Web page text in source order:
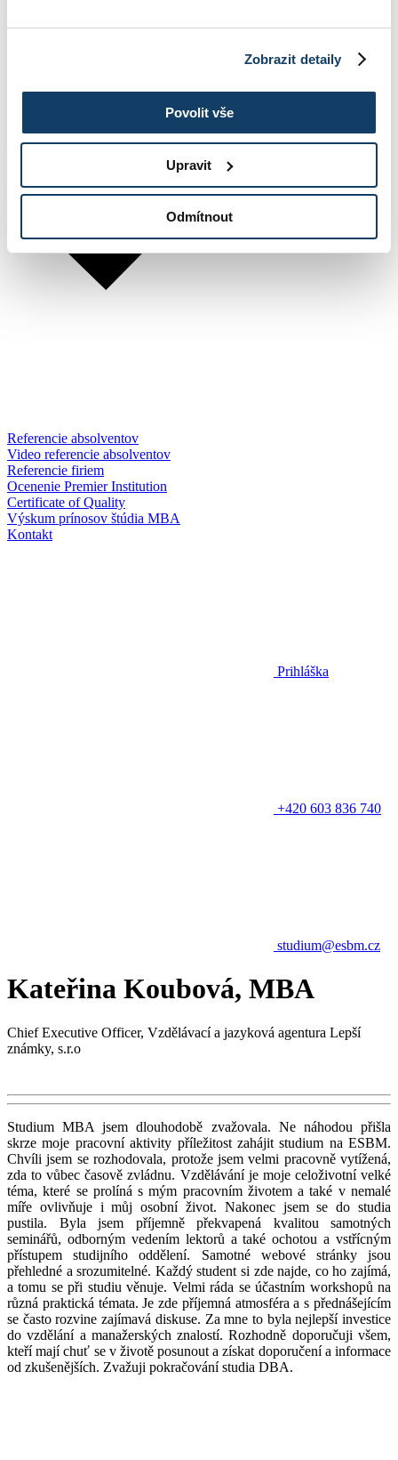
Zobrazit detaily
Povolit vše
Upravit
Odmítnout
Referencie absolventov
Video referencie absolventov
Referencie firiem
Ocenenie Premier Institution
Certificate of Quality
Výskum prínosov štúdia MBA
Kontakt
Prihláška
+420 603 836 740
studium@esbm.cz
Kateřina Koubová, MBA
Chief Executive Officer, Vzdělávací a jazyková agentura Lepší
známky, s.r.o
Studium MBA jsem dlouhodobě zvažovala. Ne náhodou přišla
skrze moje pracovní aktivity příležitost zahájit studium na ESBM.
Chvíli jsem se rozhodovala, protože jsem velmi pracovně vytížená,
zda to vůbec časově zvládnu. Vzdělávání je moje celoživotní velké
téma, které se prolíná s mým pracovním životem a také v nemalé
míře ovlivňuje i můj osobní život. Nakonec jsem se do studia
pustila. Byla jsem příjemně překvapená kvalitou samotných
seminářů, odborným vedením lektorů a také ochotou a vstřícným
přístupem studijního oddělení. Samotné webové stránky jsou
přehledné a srozumitelné. Každý student si zde najde, co ho zajímá,
a tomu se při studiu věnuje. Velmi ráda se účastním workshopů na
různá praktická témata. Je zde příjemná atmosféra a s přednášejícím
se často rozvine zajímavá diskuse. Za mne to byla nejlepší investice
do vzdělání a manažerských znalostí. Rozhodně doporučuji všem,
kteří mají chuť se v životě posunout a získat doporučení a informace
od zkušenějších. Zvažuji pokračování studia DBA.